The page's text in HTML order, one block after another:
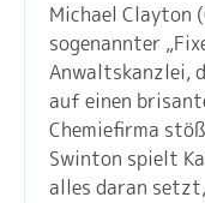
Michael Clayton
sogenannter
Anwaltskanzlei,
auf einen
Chemiefirma
Swinton spielt
alles daran